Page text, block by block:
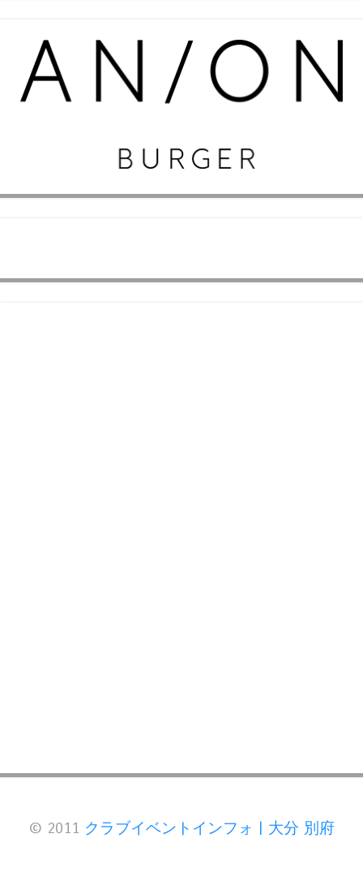
© 2011 クラブイベントインフォ | 大分 別府